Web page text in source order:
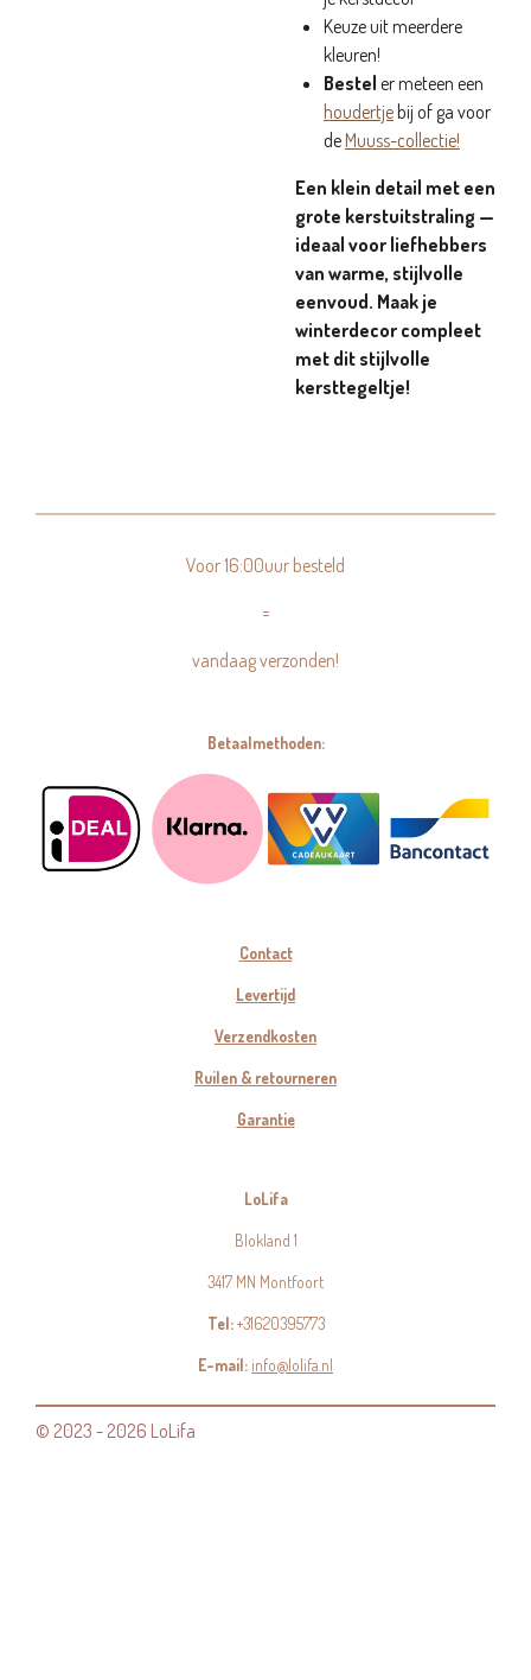
Keuze uit meerdere
kleuren!
Bestel er meteen een
houdertje bij of ga voor
de Muuss-collectie!
Een klein detail met een
grote kerstuitstraling —
ideaal voor liefhebbers
van warme, stijlvolle
eenvoud. Maak je
winterdecor compleet
met dit stijlvolle
kersttegeltje!
Voor 16:00uur besteld
=
vandaag verzonden!
Betaalmethoden:
Contact
Levertijd
Verzendkosten
Ruilen & retourneren
Garantie
LoLifa
Blokland 1
3417 MN Montfoort
Tel:+31620395773
E-mail:info@lolifa.nl
© 2023 - 2026 LoLifa